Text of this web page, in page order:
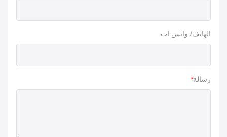
الهاتف/ واتس اب
رسالة